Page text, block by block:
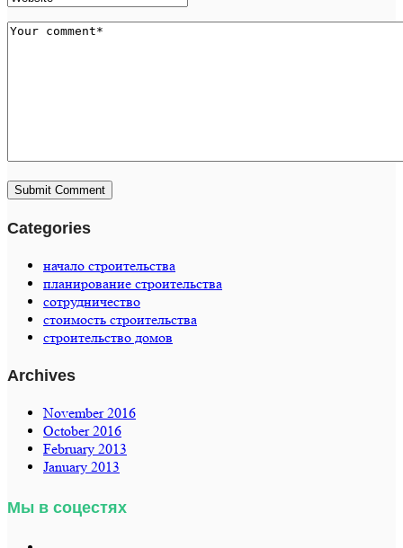
Categories
начало строительства
планирование строительства
сотрудничество
стоимость строительства
строительство домов
Archives
November 2016
October 2016
February 2013
January 2013
Мы в соцестях